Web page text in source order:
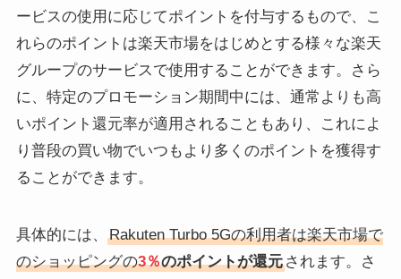
ービスの使用に応じてポイントを付与するもので、こ
れらのポイントは楽天市場をはじめとする様々な楽天
グループのサービスで使用することができます。さら
に、特定のプロモーション期間中には、通常よりも高
いポイント還元率が適用されることもあり、これによ
り普段の買い物でいつもより多くのポイントを獲得す
ることができます。
具体的には、
Rakuten Turbo 5Gの利用者は楽天市場で
のショッピングの3％のポイントが還元されます。さ